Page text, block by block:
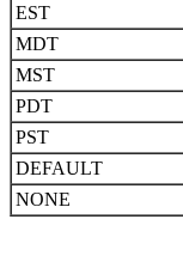
EST
MDT
MST
PDT
PST
DEFAULT
NONE